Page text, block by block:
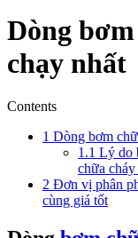
Dòng
chạy nhất
Contents
1 Dòng bơm
1.1 Lý do
chữa
2 Đơn vị phân
cùng giá tốt